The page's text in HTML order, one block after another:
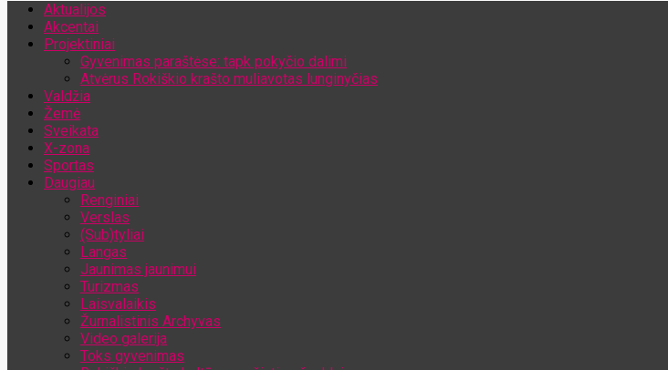
Aktualijos
Akcentai
Projektiniai
Gyvenimas paraštėse: tapk pokyčio dalimi
Atvėrus Rokiškio krašto muliavotas lunginyčias
Valdžia
Žemė
Sveikata
X-zona
Sportas
Daugiau
Renginiai
Verslas
(Sub)tyliai
Langas
Jaunimas jaunimui
Turizmas
Laisvalaikis
Žurnalistinis Archyvas
Video galerija
Toks gyvenimas